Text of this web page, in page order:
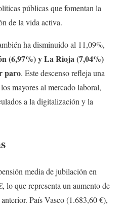
públicas que fomentan la
de la vida activa.
ha disminuido al 11,09%,
(6,97%) y La Rioja (7,04%)
paro. Este descenso refleja una
mayores al mercado laboral,
a la digitalización y la
media de jubilación en
lo que representa un aumento de
País Vasco (1.683,60 €),